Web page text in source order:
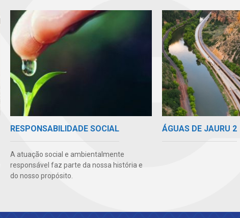
RESPONSABILIDADE SOCIAL
A atuação social e ambientalmente
responsável faz parte da nossa história e
do nosso propósito.
ÁGUAS DE JAURU 2